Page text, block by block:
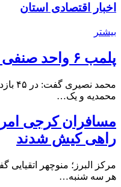
اخبار اقتصادی استان
بیشتر
پلمب ۶ واحد صنفی در شهرستان البرز
محمدیه و یک…
مسافران کرجی
راهی کیش شدند
مرکز البرز؛ منوچهر
هر سه شنبه…